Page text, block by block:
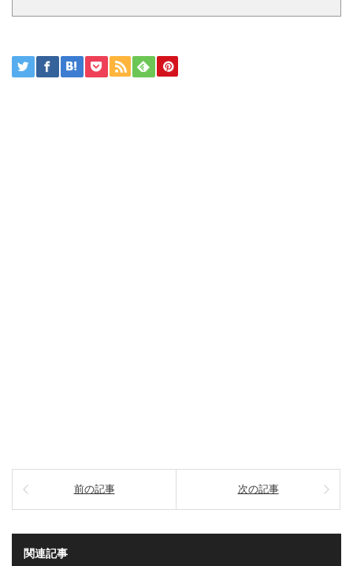
前の記事 次の記事
関連記事